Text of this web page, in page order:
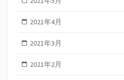
2021年4月
2021年3月
2021年2月